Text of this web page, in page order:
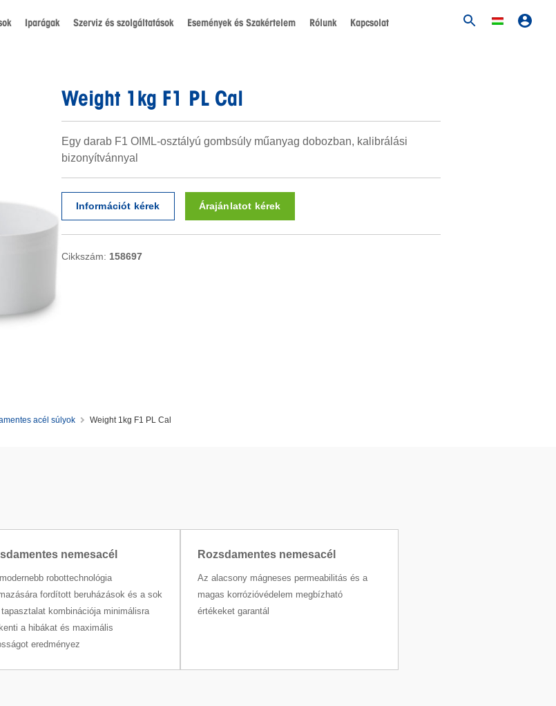
Iparágak Szerviz és szolgáltatások Események és Szakértelem Rólunk Kapcsolat
Weight 1kg F1 PL Cal
Egy darab F1 OIML-osztályú gombsúly műanyag dobozban, kalibrálási
bizonyítvánnyal
Információt kérek Árajánlatot kérek
Cikkszám: 158697
acél súlyok Weight 1kg F1 PL Cal
nemesacél
robottechnológia
fordított beruházások és a sok
kombinációja minimálisra
a hibákat és maximális
eredményez
Rozsdamentes nemesacél
Az alacsony mágneses permeabilitás és a
magas korrózióvédelem megbízható
értékeket garantál